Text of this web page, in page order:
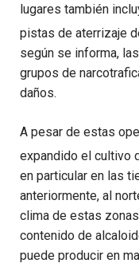
lugares también
pistas de aterrizaje
según se informa,
grupos de
daños.
A pesar de estas
expandido el cultivo
en particular en las
anteriormente, al
clima de estas
contenido de
puede producir en